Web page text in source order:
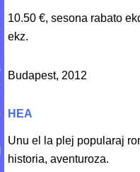
10.50 €, sesona rabato
ekz.
Budapest, 2012
HEA
Unu el la plej popularaj
historia, aventuroza.